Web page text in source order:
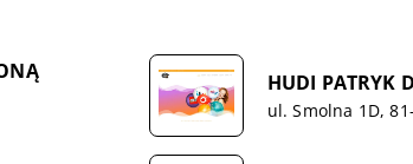
HUDI PATRYK
ul. Smolna 1D,